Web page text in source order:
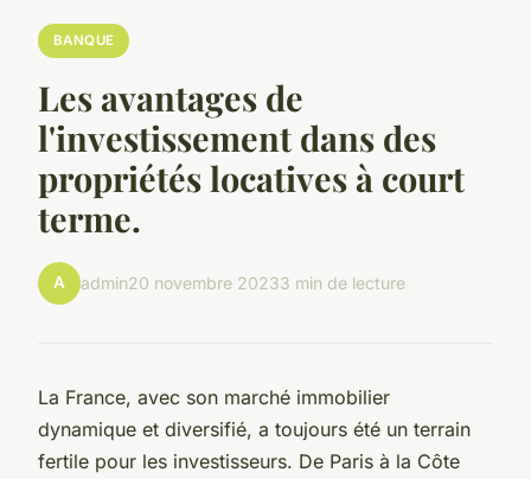
BANQUE
Les avantages de
l'investissement dans des
propriétés locatives à court
terme.
A admin20 novembre 20233 min de lecture
La France, avec son marché immobilier
dynamique et diversifié, a toujours été un terrain
fertile pour les investisseurs. De Paris à la Côte